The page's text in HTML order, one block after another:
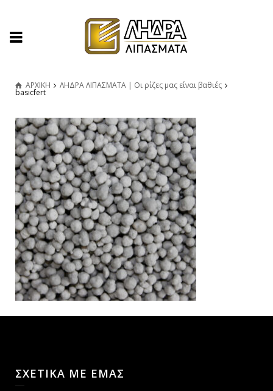
ΑΡΧΙΚΗ ΛΗΔΡΑ ΛΙΠΑΣΜΑΤΑ | Οι ρίζες μας είναι βαθιές
basicfert
ΣΧΕΤΙΚΑ ΜΕ ΕΜΑΣ